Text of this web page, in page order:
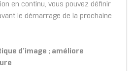
en continu, vous pouvez définir
le démarrage de la prochaine
d’image ; améliore